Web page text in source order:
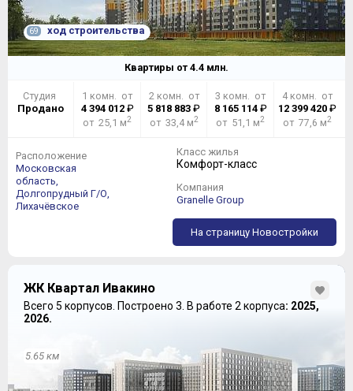
69 ход строительства
Квартиры от 4.4 млн.
Студия
Продано
1 комн. от
4 394 012₽
от 25,1 м2
2 комн. от
5 818 883 ₽
от 33,4 м2
3 комн. от
8 165 114₽
от 51,1 м2
4 комн. от
12 399 420₽
от 77,6 м2
Расположение
Московская
область,
Долгопрудный Г/О,
Лихачёвское
Класс жилья
Комфорт-класс
Компания
Granelle Group
На страницу Новостройки
ЖК Квартал Ивакино
Всего 5 корпусов. Построено 3. В работе 2 корпуса: 2025,
2026.
5.65 км